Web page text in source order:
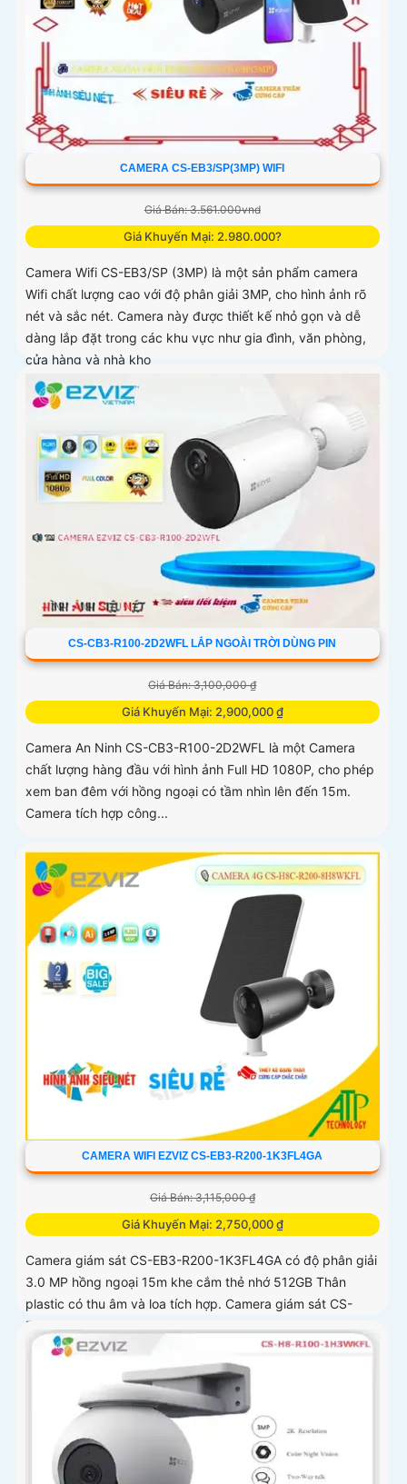
CAMERA CS-EB3/SP(3MP) WIFI
Giá Bán: 3.561.000vnd
Giá Khuyến Mại: 2.980.000?
Camera Wifi CS-EB3/SP (3MP) là một sản phẩm camera
Wifi chất lượng cao với độ phân giải 3MP, cho hình ảnh rõ
nét và sắc nét. Camera này được thiết kế nhỏ gọn và dễ
dàng lắp đặt trong các khu vực như gia đình, văn phòng,
cửa hàng và nhà kho
CS-CB3-R100-2D2WFL LẮP NGOÀI TRỜI DÙNG PIN
Giá Bán: 3,100,000 ₫
Giá Khuyến Mại: 2,900,000 ₫
Camera An Ninh CS-CB3-R100-2D2WFL là một Camera
chất lượng hàng đầu với hình ảnh Full HD 1080P, cho phép
xem ban đêm với hồng ngoại có tầm nhìn lên đến 15m.
Camera tích hợp công...
CAMERA WIFI EZVIZ CS-EB3-R200-1K3FL4GA
Giá Bán: 3,115,000 ₫
Giá Khuyến Mại: 2,750,000 ₫
Camera giám sát CS-EB3-R200-1K3FL4GA có độ phân giải
3.0 MP hồng ngoại 15m khe cắm thẻ nhớ 512GB Thân
plastic có thu âm và loa tích hợp. Camera giám sát CS-
EB3-R200-1K3FL4GA là...